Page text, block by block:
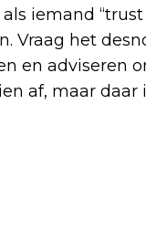
als iemand
Vraag het
en adviseren
af, maar daar